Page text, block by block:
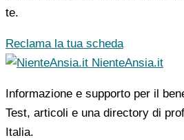
te.
Reclama la tua scheda
NienteAnsia.it
Informazione e supporto per il
Test, articoli e una directory di
Italia.